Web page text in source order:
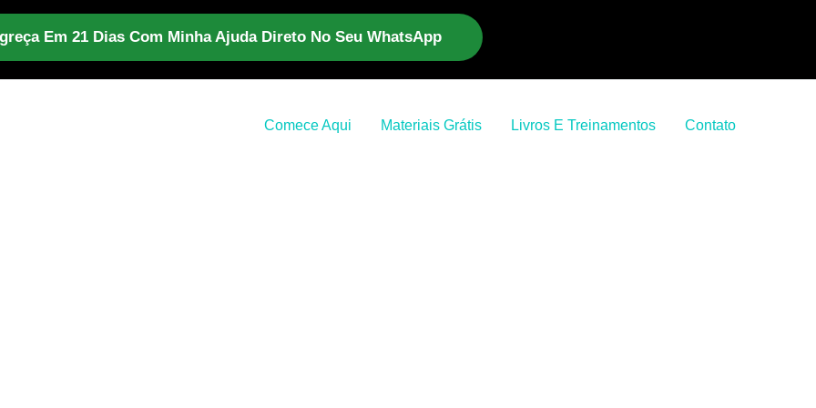
Em 21 Dias Com Minha Ajuda Direto No Seu WhatsApp
Comece Aqui Materiais Grátis Livros E Treinamentos Contato